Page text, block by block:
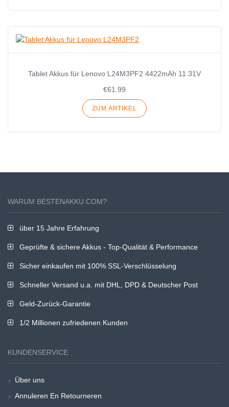
Tablet Akkus für Lenovo L24M3PF2 4422mAh 11.31V
€61.99
ZUM ARTIKEL
WARUM BESTENAKKU.COM?
über 15 Jahre Erfahrung
Geprüfte & sichere Akkus - Top-Qualität & Performance
Sicher einkaufen mit 100% SSL-Verschlüsselung
Schneller Versand u.a. mit DHL, DPD & Deutscher Post
Geld-Zurück-Garantie
1/2 Millionen zufriedenen Kunden
KUNDENSERVICE
Über uns
Annuleren En Retourneren